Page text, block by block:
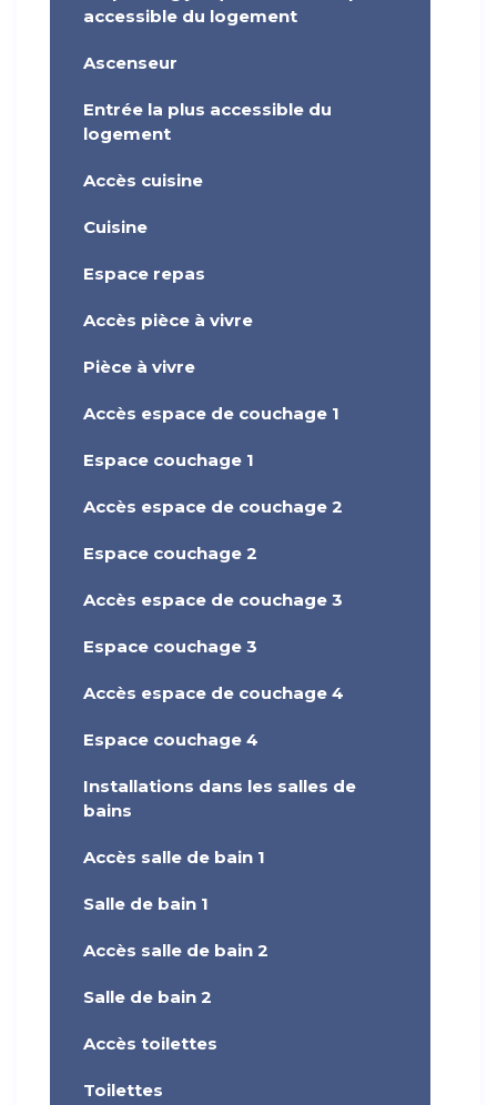
accessible du logement
Ascenseur
Entrée la plus accessible du
logement
Accès cuisine
Cuisine
Espace repas
Accès pièce à vivre
Pièce à vivre
Accès espace de couchage 1
Espace couchage 1
Accès espace de couchage 2
Espace couchage 2
Accès espace de couchage 3
Espace couchage 3
Accès espace de couchage 4
Espace couchage 4
Installations dans les salles de
bains
Accès salle de bain 1
Salle de bain 1
Accès salle de bain 2
Salle de bain 2
Accès toilettes
Toilettes